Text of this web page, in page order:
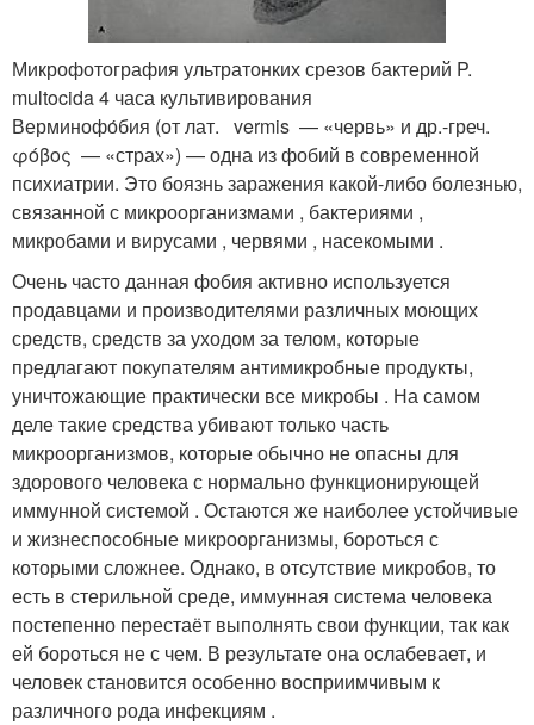
Микрофотография ультратонких срезов бактерий P.
multocida 4 часа культивирования
Верминофо́бия (от лат. vermis — «червь» и др.-греч.
φόβος — «страх») — одна из фобий в современной
психиатрии. Это боязнь заражения какой-либо болезнью,
связанной с микроорганизмами , бактериями ,
микробами и вирусами , червями , насекомыми .
Очень часто данная фобия активно используется
продавцами и производителями различных моющих
средств, средств за уходом за телом, которые
предлагают покупателям антимикробные продукты,
уничтожающие практически все микробы . На самом
деле такие средства убивают только часть
микроорганизмов, которые обычно не опасны для
здорового человека с нормально функционирующей
иммунной системой . Остаются же наиболее устойчивые
и жизнеспособные микроорганизмы, бороться с
которыми сложнее. Однако, в отсутствие микробов, то
есть в стерильной среде, иммунная система человека
постепенно перестаёт выполнять свои функции, так как
ей бороться не с чем. В результате она ослабевает, и
человек становится особенно восприимчивым к
различного рода инфекциям .